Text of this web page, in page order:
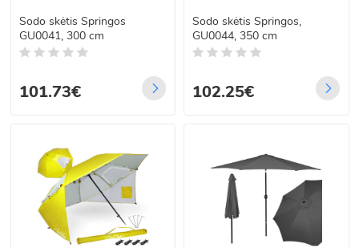
Sodo skėtis Springos
GU0041, 300 cm
101.73€
Sodo skėtis Springos,
GU0044, 350 cm
102.25€